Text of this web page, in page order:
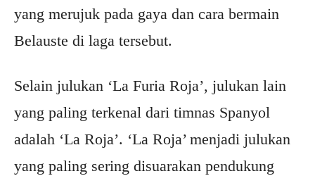
yang merujuk pada gaya dan cara bermain
Belauste di laga tersebut.
Selain julukan ‘La Furia Roja’, julukan lain
yang paling terkenal dari timnas Spanyol
adalah ‘La Roja’. ‘La Roja’ menjadi julukan
yang paling sering disuarakan pendukung